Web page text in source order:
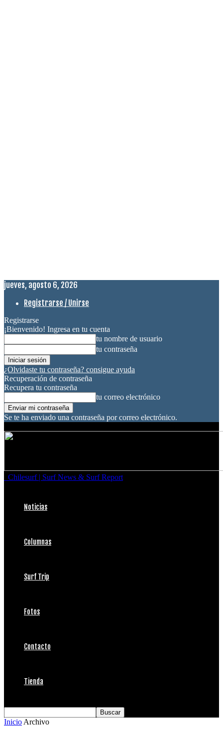
jueves, agosto 6, 2026
Registrarse / Unirse
Registrarse
¡Bienvenido! Ingresa en tu cuenta
tu nombre de usuario
tu contraseña
¿Olvidaste tu contraseña? consigue ayuda
Recuperación de contraseña
Recupera tu contraseña
tu correo electrónico
Se te ha enviado una contraseña por correo electrónico.
Chilesurf | Surf News & Surf Report
Noticias
Columnas
Surf Trip
Fotos
Contacto
Tienda
Inicio Archivo